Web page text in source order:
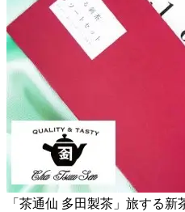
「茶通仙 多田製茶」旅する